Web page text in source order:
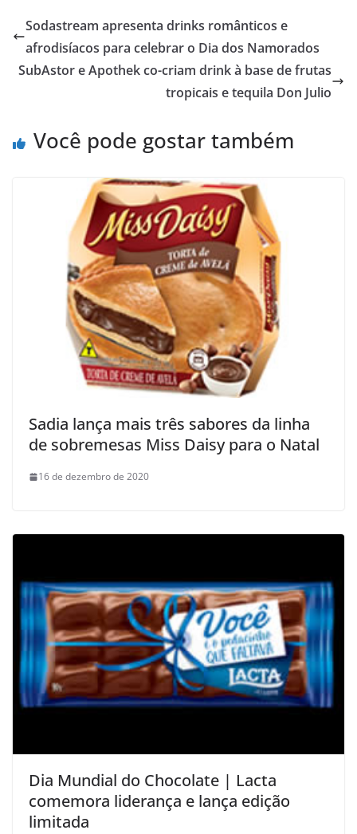
Sodastream apresenta drinks românticos e
afrodisíacos para celebrar o Dia dos Namorados
SubAstor e Apothek co-criam drink à base de frutas
tropicais e tequila Don Julio
Você pode gostar também
Sadia lança mais três sabores da linha
de sobremesas Miss Daisy para o Natal
16 de dezembro de 2020
Dia Mundial do Chocolate | Lacta
comemora liderança e lança edição
limitada